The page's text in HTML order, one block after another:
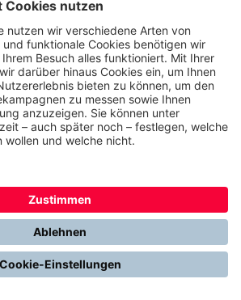
SHK (m/w/d) - Region
(m/w/d) - Region
am Main